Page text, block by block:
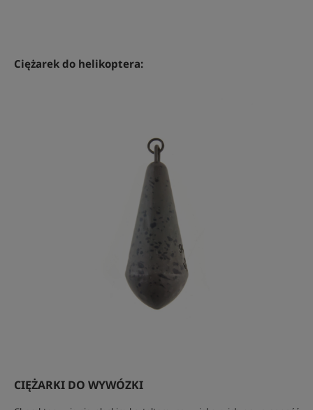
Ciężarek do helikoptera:
CIĘŻARKI DO WYWÓZKI